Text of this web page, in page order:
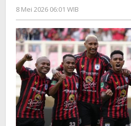
Ini:
Mutiara
Hitam
vs
Kuda
Baru
FC
8 Mei 2026 06:01 WIB
Hardy